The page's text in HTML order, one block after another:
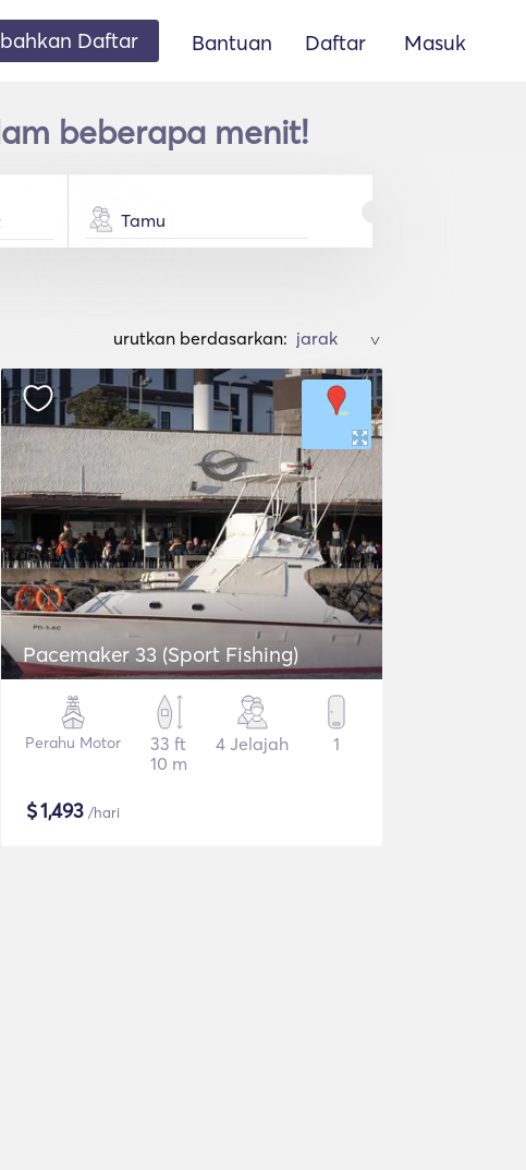
Daftar Bantuan Daftar Masuk
beberapa menit!
Tamu
urutkan berdasarkan: >
Pacemaker 33 (Sport Fishing)
Perahu Motor
33 ft
10 m
4 Jelajah 1
$1,493 /hari